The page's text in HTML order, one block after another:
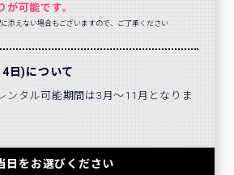
が可能です。
添えない場合もございますので、ご了承ください
日)について
ンタル可能期間は3月～11月となりま
日をお選びください